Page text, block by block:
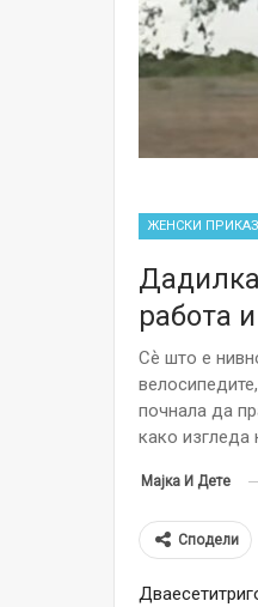
ЖЕНСКИ
Дадилка
работа
Сѐ што е
почнала да
како изгледа
Мајка И Дете
Сподели